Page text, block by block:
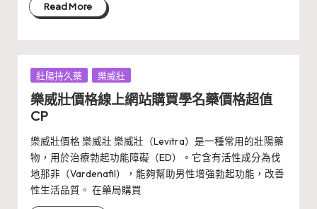
Read More
Posted
in
壯陽持久藥 樂威壯
樂威壯價格線上網站購買學名藥價格超值
CP
樂威壯價格 樂威壯 樂威壯（Levitra）是一種常用的壯陽藥
物，用於治療勃起功能障礙（ED）。它含有活性成分為伐
地那非（Vardenafil），能夠幫助男性增強勃起功能，改善
性生活品質。 在藥局購買